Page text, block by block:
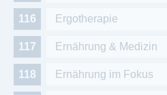
Ergotherapie
Ernährung & Medizin
Ernährung im Fokus